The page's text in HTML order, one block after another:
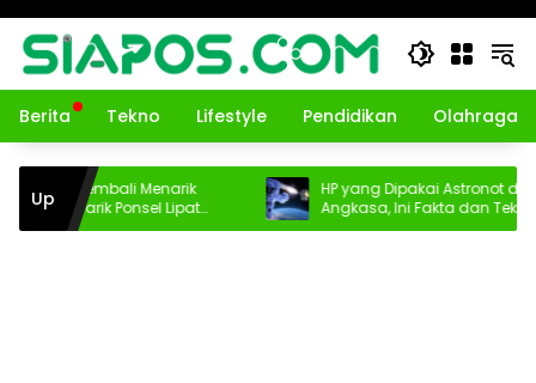
Berita Tekno Lifestyle Pendidikan Olahraga
Up
Kembali Menarik
Tarik Ponsel Lipat
HP yang Dipakai Astronot di Luar
Angkasa, Ini Fakta dan